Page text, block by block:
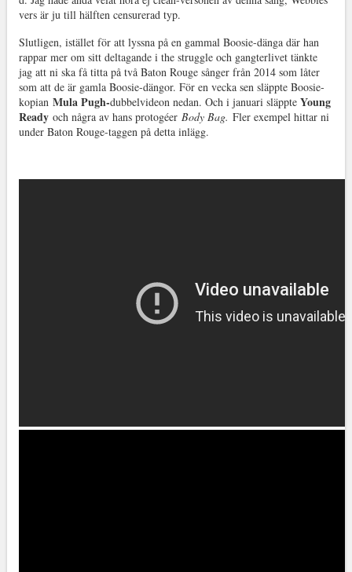
vers är ju till hälften censurerad typ.
Slutligen, istället för att lyssna på en gammal Boosie-dänga där han
rappar mer om sitt deltagande i the struggle och gangterlivet tänkte
jag att ni ska få titta på två Baton Rouge sånger från 2014 som låter
som att de är gamla Boosie-dängor. För en vecka sen släppte Boosie-
kopian Mula Pugh-dubbelvideon nedan. Och i januari släppte Young
Ready och några av hans protogéer Body Bag. Fler exempel hittar ni
under Baton Rouge-taggen på detta inlägg.